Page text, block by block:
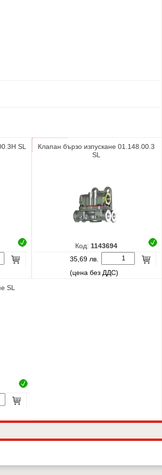
SL
Клапан бързо изпускане 01.148.00.3
SL
Код: 1143694
35,69 лв.
(цена без ДДС)
SL